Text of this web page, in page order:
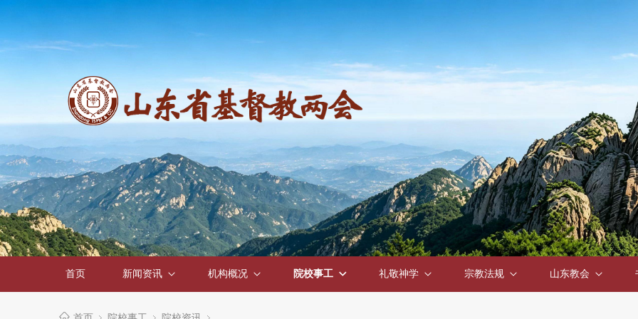
首页 新闻资讯 机构概况 院校事工 礼敬神学 宗教法规 山东教会